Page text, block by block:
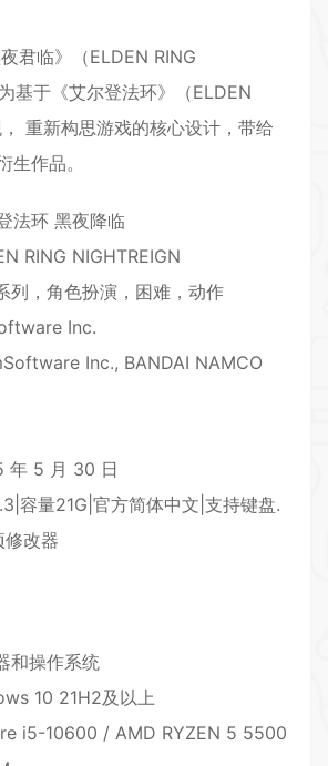
君临》（ELDEN RING
基于《艾尔登法环》（ELDEN
重新构思游戏的核心设计，带给
生作品。
法环 黑夜降临
RING NIGHTREIGN
列 ， 角色扮演 ， 困难 ， 动作
Inc.
Inc., BANDAI NAMCO
年 5 月 30 日
容量21G|官方简体中文|支持键盘.
修改器
和操作系统
10 21H2及以上
i5-10600 / AMD RYZEN 5 5500